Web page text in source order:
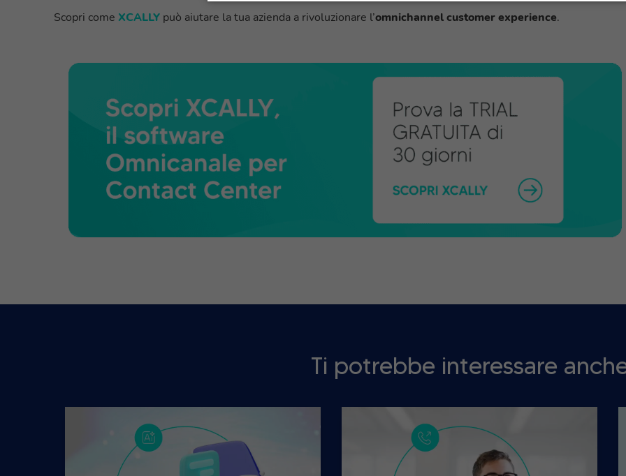
Scopri come XCALLY può aiutare la tua azienda a rivoluzionare l’omnichannel customer experience.
Ti potrebbe interessare